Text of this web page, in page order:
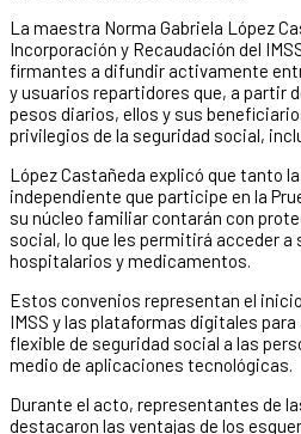
La maestra Norma Gabriela López
Incorporación y Recaudación del
firmantes a difundir activamente
y usuarios repartidores que, a partir
pesos diarios, ellos y sus
privilegios de la seguridad social,
López Castañeda explicó que tanto
independiente que participe en la
su núcleo familiar contarán con
social, lo que les permitirá acceder
hospitalarios y medicamentos.
Estos convenios representan el
IMSS y las plataformas digitales
flexible de seguridad social a las
medio de aplicaciones tecnológicas.
Durante el acto, representantes de
destacaron las ventajas de los